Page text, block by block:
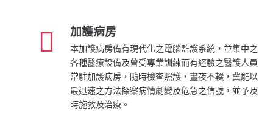
加護病房
本加護病房備有現代化之電腦監護系統，並集中之
各種醫療設備及曾受專業訓練而有經驗之醫護人員
常駐加護病房，隨時檢查照護，晝夜不輟，冀能以
最迅速之方法探察病情劇變及危急之信號，並予及
時施救及治療。